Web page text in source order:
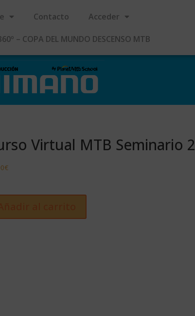
Contacto Acceder
– COPA DEL MUNDO DESCENSO MTB
Virtual MTB Seminario 2
€